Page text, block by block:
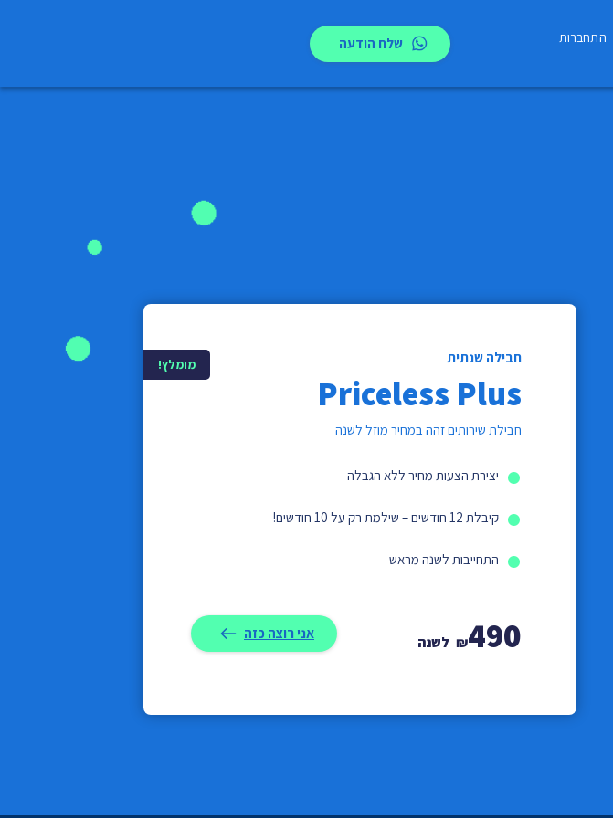
התחברות שלח הודעה
מומלץ! חבילה שנתית
Priceless Plus
חבילת שירותים זהה במחיר מוזל לשנה
יצירת הצעות מחיר ללא הגבלה
קיבלת 12 חודשים – שילמת רק על 10 חודשים!
התחייבות לשנה מראש
₪490 לשנה
אני רוצה כזה